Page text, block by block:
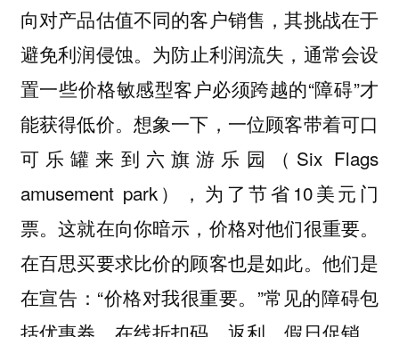
向对产品估值不同的客户销售，其挑战在于
避免利润侵蚀。 为防止利润流失，通常会设
置一些价格敏感型客户必须跨越的“障碍”才
能获得低价。想象一下，一位顾客带着可口
可乐罐来到六旗游乐园（Six Flags
amusement park），为了节省10美元门
票。这就在向你暗示，价格对他们很重要。
在百思买要求比价的顾客也是如此。他们是
在宣告：“价格对我很重要。”常见的障碍包
括优惠券、在线折扣码、返利、假日促销、